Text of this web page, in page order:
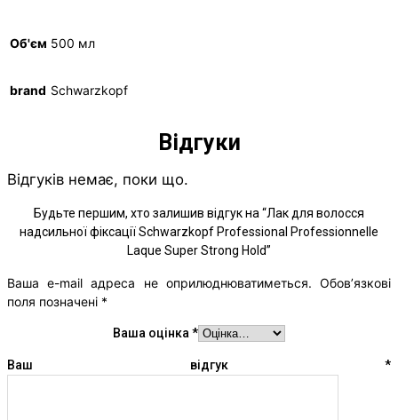
Об'єм 500 мл
brand Schwarzkopf
Відгуки
Відгуків немає, поки що.
Будьте першим, хто залишив відгук на “Лак для волосся
надсильної фіксації Schwarzkopf Professional Professionnelle
Laque Super Strong Hold”
Ваша e-mail адреса не оприлюднюватиметься. Обов’язкові
поля позначені *
Ваша оцінка *
Ваш відгук *